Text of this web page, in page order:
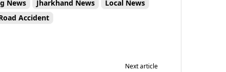
News Jharkhand News
Local News
Accident
Next article